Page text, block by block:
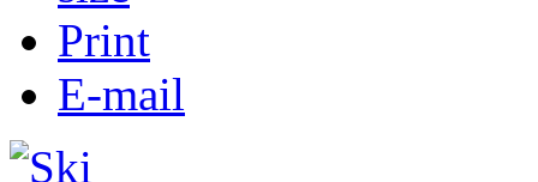
Print
E-mail